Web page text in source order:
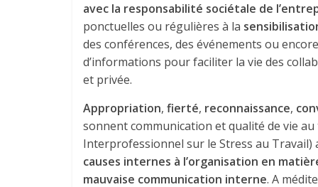
avec la responsabilité sociétale de
ponctuelles ou régulières à la
des conférences, des événements ou
d’informations pour faciliter la vie des
et privée.
Appropriation, fierté, reconnaissance,
sonnent communication et qualité de vie au
Interprofessionnel sur le Stress au Travail)
causes internes à l’organisation en
mauvaise communication interne. A